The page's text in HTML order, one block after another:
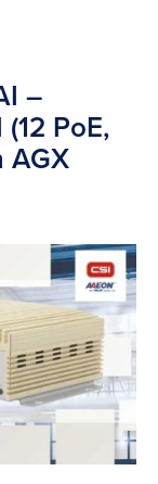
–
PoE,
AGX